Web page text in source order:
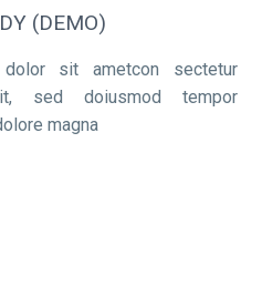
(DEMO)
sit ametcon sectetur
sed doiusmod tempor
magna